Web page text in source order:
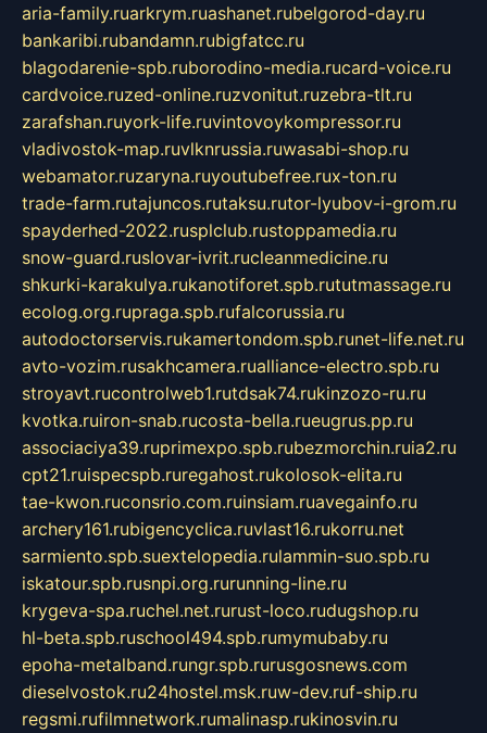
aria-family.ruarkrym.ruashanet.rubelgorod-day.ru
bankaribi.rubandamn.rubigfatcc.ru
blagodarenie-spb.ruborodino-media.rucard-voice.ru
cardvoice.ruzed-online.ruzvonitut.ruzebra-tlt.ru
zarafshan.ruyork-life.ruvintovoykompressor.ru
vladivostok-map.ruvlknrussia.ruwasabi-shop.ru
webamator.ruzaryna.ruyoutubefree.rux-ton.ru
trade-farm.rutajuncos.rutaksu.rutor-lyubov-i-grom.ru
spayderhed-2022.rusplclub.rustoppamedia.ru
snow-guard.ruslovar-ivrit.rucleanmedicine.ru
shkurki-karakulya.rukanotiforet.spb.rututmassage.ru
ecolog.org.rupraga.spb.rufalcorussia.ru
autodoctorservis.rukamertondom.spb.runet-life.net.ru
avto-vozim.rusakhcamera.rualliance-electro.spb.ru
stroyavt.rucontrolweb1.rutdsak74.rukinzozo-ru.ru
kvotka.ruiron-snab.rucosta-bella.rueugrus.pp.ru
associaciya39.ruprimexpo.spb.rubezmorchin.ruia2.ru
cpt21.ruispecspb.ruregahost.rukolosok-elita.ru
tae-kwon.ruconsrio.com.ruinsiam.ruavegainfo.ru
archery161.rubigencyclica.ruvlast16.rukorru.net
sarmiento.spb.suextelopedia.rulammin-suo.spb.ru
iskatour.spb.rusnpi.org.rurunning-line.ru
krygeva-spa.ruchel.net.rurust-loco.rudugshop.ru
hl-beta.spb.ruschool494.spb.rumymubaby.ru
epoha-metalband.rungr.spb.rurusgosnews.com
dieselvostok.ru24hostel.msk.ruw-dev.ruf-ship.ru
regsmi.rufilmnetwork.rumalinasp.rukinosvin.ru